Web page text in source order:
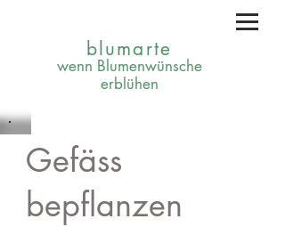
blumarte
wenn Blumenwünsche
erblühen
Gefäss
bepflanzen